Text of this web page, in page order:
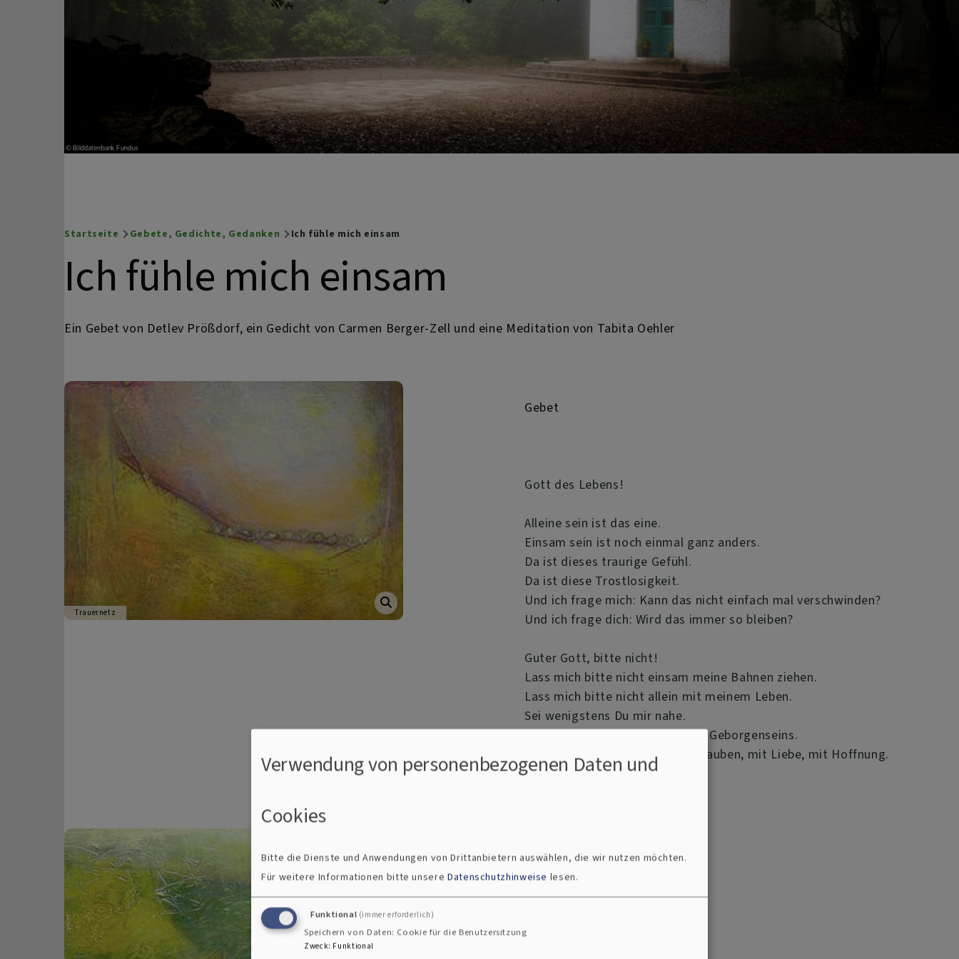
Breadcrumb
Startseite Gebete, Gedichte, Gedanken Ich fühle mich einsam
Ich fühle mich einsam
Ein Gebet von Detlev Prößdorf, ein Gedicht von Carmen Berger-Zell und eine Meditation von Tabita Oehler
Trauernetz
Gebet
Gott des Lebens!
Alleine sein ist das eine.
Einsam sein ist noch einmal ganz anders.
Da ist dieses traurige Gefühl.
Da ist diese Trostlosigkeit.
Und ich frage mich: Kann das nicht einfach mal verschwinden?
Und ich frage dich: Wird das immer so bleiben?
Guter Gott, bitte nicht!
Lass mich bitte nicht einsam meine Bahnen ziehen.
Lass mich bitte nicht allein mit meinem Leben.
Sei wenigstens Du mir nahe.
Lege um mich einen Mantel des Geborgenseins.
Wärme mich ein bisschen mit Glauben, mit Liebe, mit Hoffnung.
Gedicht
Einsamer nie als jetzt
Verwendung von personenbezogenen Daten und
Cookies
Bitte die Dienste und Anwendungen von Drittanbietern auswählen, die wir nutzen möchten.
Für weitere Informationen bitte unsere Datenschutzhinweise lesen.
Funktional (immer erforderlich)
Speichern von Daten: Cookie für die Benutzersitzung
Zweck: Funktional